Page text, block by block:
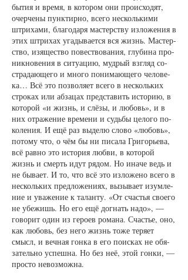
бы­тия и вре­мя, в ко­то­ром они про­ис­хо­дят,
очер­че­ны пунк­тир­но, все­го не­сколь­ки­ми
штри­ха­ми, бла­го­да­ря мас­тер­ст­ву из­ло­же­ния в
этих штри­хах уга­ды­ва­ет­ся вся жизнь. Мас­тер­
ст­во, изя­щест­во по­вест­во­ва­ния, глу­би­на про­
ник­но­ве­ния в си­ту­а­цию, муд­рый взгляд со­
стра­да­ю­ще­го и мно­го по­ни­ма­ю­ще­го че­ло­ве­
ка… Всё это по­зво­ля­ет все­го в не­сколь­ких
стро­ках или аб­за­цах пред­ста­вить ис­то­рию, в
ко­то­рой «и жизнь, и слёзы, и лю­бовь», и в
них от­ра­же­ние вре­ме­ни и судь­бы це­ло­го по­
ко­ле­ния. И ещё раз вы­де­лю сло­во «лю­бовь»,
по­то­му что, о чём бы ни пи­са­ла Гри­горь­е­ва,
всё рав­но это ис­то­рия люб­ви, в ко­то­рой
жизнь и смерть идут ря­дом. Но ина­че ведь и
не бы­ва­ет. И то, что всё это из­ло­же­но все­го в
не­сколь­ких пред­ло­же­ни­ях, вы­зы­ва­ет изум­ле­
ние и ува­же­ние к та­лан­ту. «От счастья сво­е­го
не убе­жишь. Но его ещё до­гнать на­до», —
го­во­рит один из ге­ро­ев ро­ма­на. Счастье, оно,
как лю­бовь, без не­го жизнь то­же те­ря­ет
смысл, и веч­ная гон­ка в его по­ис­ках не обя­
за­тель­но успеш­на. Но без неё, этой гон­ки, —
прос­то не­воз­мож­на.